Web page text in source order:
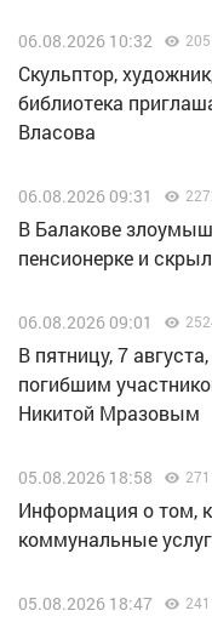
06.08.2026 10:32
Скульптор,
библиотека
Власова
06.08.2026 09:31
В Балакове
пенсионерке и
06.08.2026 09:01
В пятницу, 7
погибшим
Никитой Мразовым
05.08.2026 18:58
Информация о том,
коммунальные
05.08.2026 18:47